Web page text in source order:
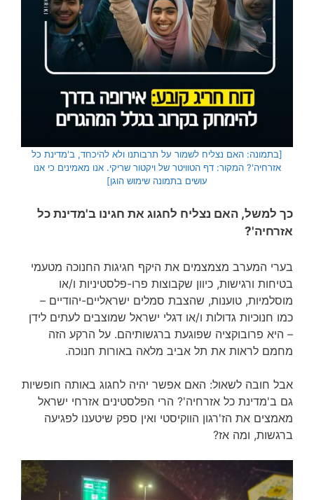
[בתמונה: האם נצליח לשמור על תרבותנו ולא להיכחד, ב'מדינת כל
אזרחיה'? המקור: דף הטוויטר של ויקטור שריקי. אנו מאמינים כי אנו
עושים בתמונה שימוש הוגן]
כך למשל, האם נצליח לחגוג את חגינו ב'מדינת כל
אזרחיה'?
בערי המערב מצמצמים את היקף חגיגות החנוכה מטעמי
בטיחות ורגישות, כיוון שקבוצות פרו-פלסטיניות ו/או
מוסלמיות, טוענות, שהצבת סמלים ישראליים-יהודיים –
כמו חנוכיות גדולות ו/או דגלי ישראל שמוצבים לעתים לידן
– היא פרובוקציה שפוגעת ברגשותיהם. על הרקע הזה
מחמם לראות את תל אביב מלאה באורות חנוכה.
אבל חובה לשאול: האם אפשר יהיה לחגוג באותה חופשיות
גם ב'מדינת כל אזרחיה'? הרי הפלסטינים אזרחי ישראל
מאמצים את הז'רגון הווקיסטי ואין ספק שיטענו לפגיעה
ברגשות, ומה אז?